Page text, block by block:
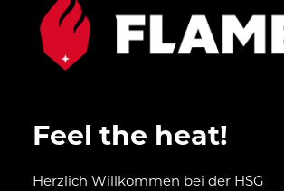
Feel the heat!
Herzlich Willkommen bei der HSG